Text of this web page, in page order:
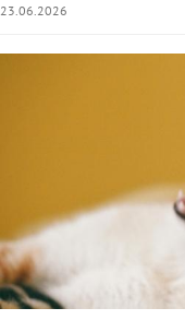
23.06.2026